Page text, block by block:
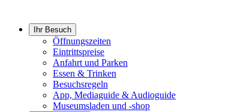
Ihr Besuch
Öffnungszeiten
Eintrittspreise
Anfahrt und Parken
Essen & Trinken
Besuchsregeln
App, Mediaguide & Audioguide
Museumsladen und -shop